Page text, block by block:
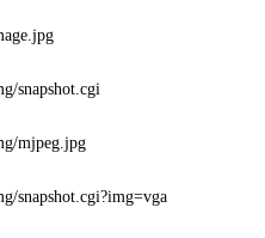
snapshot.cgi
mjpeg.jpg
snapshot.cgi?img=vga